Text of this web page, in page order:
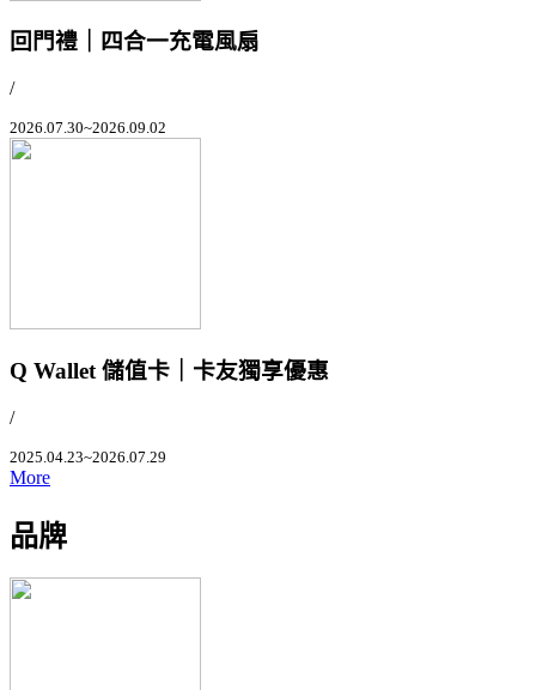
回門禮｜四合一充電風扇
/
2026.07.30~2026.09.02
Q Wallet 儲值卡｜卡友獨享優惠
/
2025.04.23~2026.07.29
More
品牌